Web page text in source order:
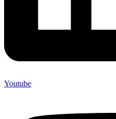
Youtube